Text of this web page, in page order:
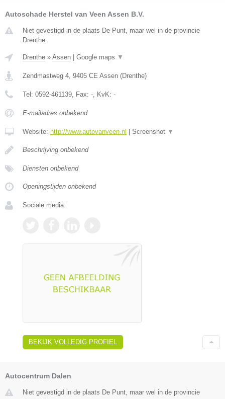
Autoschade Herstel van Veen Assen B.V.
Niet gevestigd in de plaats De Punt, maar wel in de provincie
Drenthe.
Drenthe » Assen | Google maps ▼
Zendmastweg 4 9405 CE Assen (Drenthe)
Tel: 0592-461139 , Fax: - , KvK: -
E-mailadres onbekend
Website: http://www.autovanveen.nl | Screenshot ▼
Beschrijving onbekend
Diensten onbekend
Openingstijden onbekend
Sociale media:
BEKIJK VOLLEDIG PROFIEL
Autocentrum Dalen
Niet gevestigd in de plaats De Punt, maar wel in de provincie